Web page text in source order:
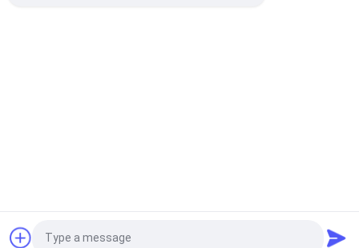
제약 크린 룸 도어
Dongguan Amber Purification Engineering